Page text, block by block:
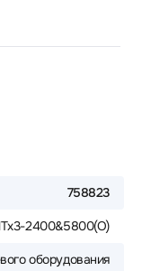
758823
2400&5800(O)
оборудования